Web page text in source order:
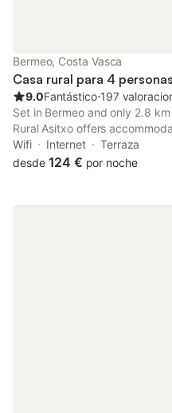
tren y el transporte público se
establecimiento encontrará
pong, además de alquiler de
Bermeo, Costa Vasca
Casa rural para 4 personas
9.0Fantástico⋅197
Set in Bermeo and only 2.8
Rural Asitxo offers
free private parking. It is
Santiago and provides full-day
Wifi Internet
Terraza
desde 124 € por noche